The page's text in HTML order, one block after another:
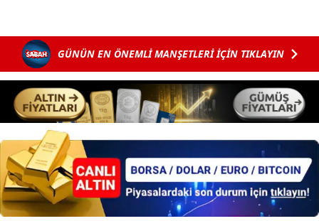
GÜNÜN EN ÖNEMLİ MANŞETLERİ İÇİN TIKLAYIN